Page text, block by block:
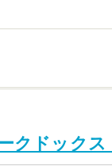
クドック